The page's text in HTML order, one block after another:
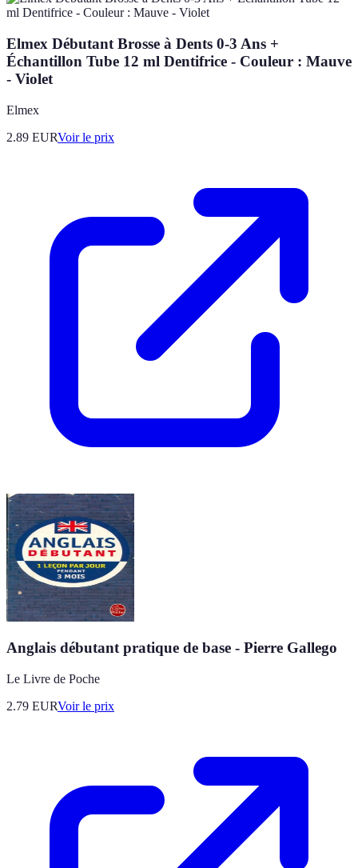
Elmex Débutant Brosse à Dents 0-3 Ans +
Échantillon Tube 12 ml Dentifrice - Couleur : Mauve
- Violet
Elmex
2.89 EURVoir le prix
Anglais débutant pratique de base - Pierre Gallego
Le Livre de Poche
2.79 EURVoir le prix